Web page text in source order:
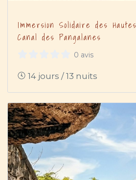
Immersion Solidaire des
Canal des Pangalanes
0 avis
14 jours / 13 nuits